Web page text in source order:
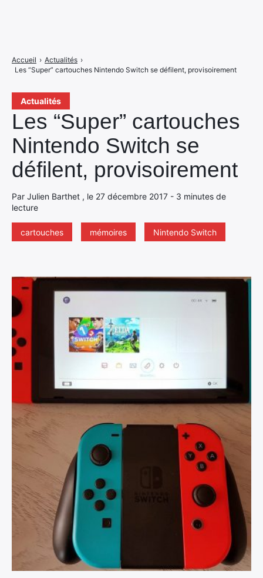
Actualités
Les “Super” cartouches
Nintendo Switch se
défilent, provisoirement
Par Julien Barthet , le 27 décembre 2017 - 3 minutes de
lecture
cartouches mémoires Nintendo Switch
Accueil › Actualités ›
Les “Super” cartouches Nintendo Switch se défilent, provisoirement